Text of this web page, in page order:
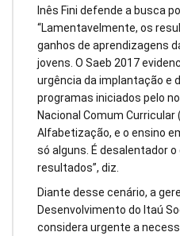
Inês Fini defende a busca
“Lamentavelmente, os
ganhos de aprendizagens
jovens. O Saeb 2017
urgência da implantação e
programas iniciados pelo
Nacional Comum Curricular
Alfabetização, e o ensino
só alguns. É desalentador
resultados”, diz.
Diante desse cenário, a
Desenvolvimento do Itaú
considera urgente a